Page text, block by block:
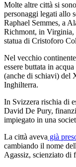
Molte altre città si
personaggi legati allo
Raphael Semmes, a
Richmont, in Virginia,
statua di Cristoforo
Nel vecchio
essere buttata in
(anche di schiavi) del
Inghilterra.
In Svizzera rischia di
David De Pury,
impiegato in una
La città aveva già
cambiando il nome
Agassiz, scienziato di